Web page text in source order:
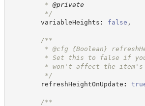
* @private
*/
variableHeights : false ,
/**
* @cfg {Boolean}
* Set this to false if you
* won't affect the item's
*/
refreshHeightOnUpdate :
/**